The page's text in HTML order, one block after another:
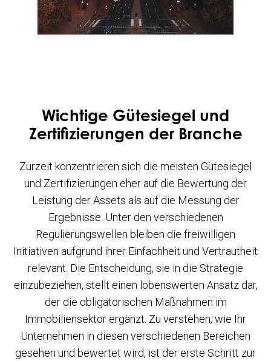
Wichtige Gütesiegel und
Zertifizierungen der Branche
Zurzeit konzentrieren sich die meisten Gütesiegel
und Zertifizierungen eher auf die Bewertung der
Leistung der Assets als auf die Messung der
Ergebnisse. Unter den verschiedenen
Regulierungswellen bleiben die freiwilligen
Initiativen aufgrund ihrer Einfachheit und Vertrautheit
relevant. Die Entscheidung, sie in die Strategie
einzubeziehen, stellt einen lobenswerten Ansatz dar,
der die obligatorischen Maßnahmen im
Immobiliensektor ergänzt. Zu verstehen, wie Ihr
Unternehmen in diesen verschiedenen Bereichen
gesehen und bewertet wird, ist der erste Schritt zur